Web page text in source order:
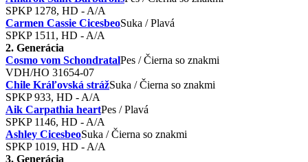
SPKP 1278, HD - A/A
Carmen Cassie CicesbeoSuka / Plavá
SPKP 1511, HD - A/A
2. Generácia
Cosmo vom SchondratalPes / Čierna so znakmi
VDH/HO 31654-07
Chile Kráľovská strážSuka / Čierna so znakmi
SPKP 933, HD - A/A
Aik Carpathia heartPes / Plavá
SPKP 1146, HD - A/A
Ashley CicesbeoSuka / Čierna so znakmi
SPKP 1019, HD - A/A
3. Generácia